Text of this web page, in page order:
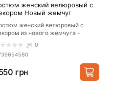
женский велюровый с
Новый жемчуг
женский велюровый с
из нового жемчуга -
произво..
0
грн